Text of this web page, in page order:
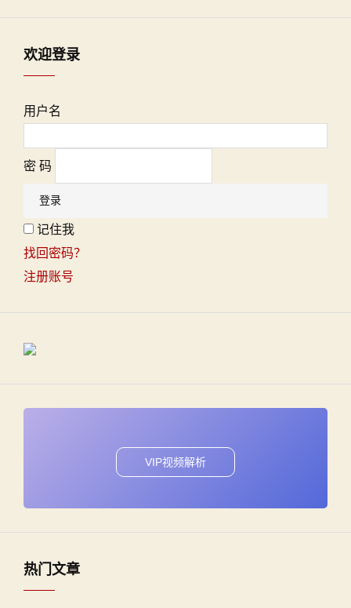
欢迎登录
用户名
密 码
记住我
找回密码？
注册账号
VIP视频解析
热门文章